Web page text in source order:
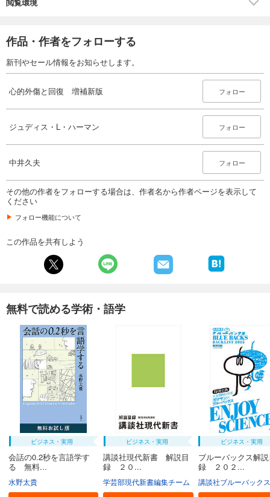
作品・作者をフォローする
新刊やセール情報をお知らせします。
心的外傷と回復 増補新版 フォロー
ジュディス・L・ハーマン フォロー
中井久夫 フォロー
その他の作者をフォローする場合は、作者名から作者ページを表示して
ください
フォロー機能について
この作品を共有しよう
無料で読める学術・語学
ビジネス・実用
会話の0.2秒を言語学す
る 無料...
水野太貴
ビジネス・実用
講談社現代新書 解説目
録 ２０...
学芸部現代新書編集チーム
ビジネス・実用
ブルーバックス解
録 ２０２...
講談社ブルーバックス